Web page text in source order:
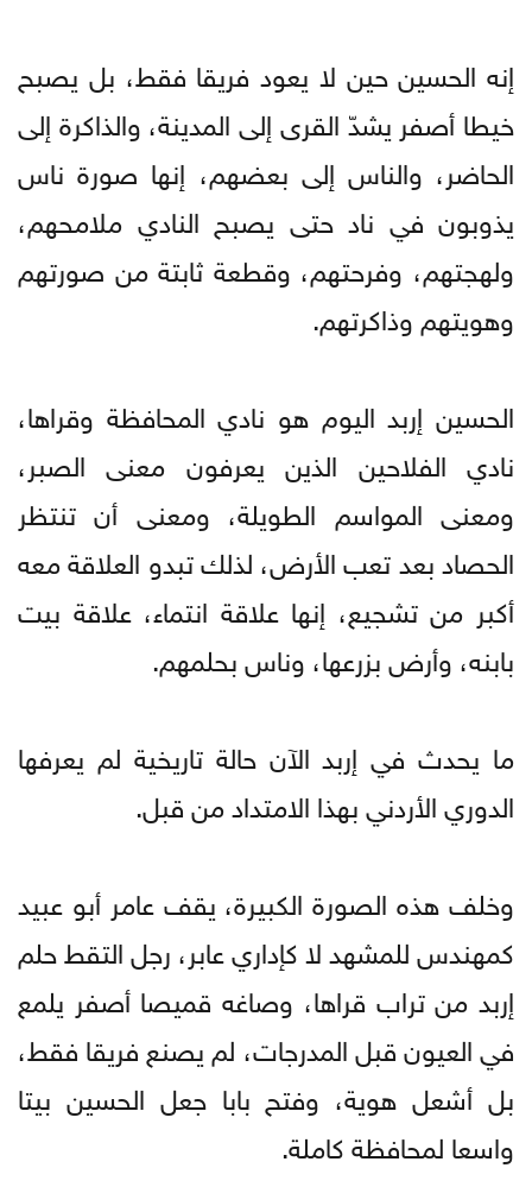
إنه الحسين حين لا يعود فريقا فقط، بل يصبح
خيطا أصفر يشدّ القرى إلى المدينة، والذاكرة إلى
الحاضر، والناس إلى بعضهم، إنها صورة ناس
يذوبون في ناد حتى يصبح النادي ملامحهم،
ولهجتهم، وفرحتهم، وقطعة ثابتة من صورتهم
وهويتهم وذاكرتهم.
الحسين إربد اليوم هو نادي المحافظة وقراها،
نادي الفلاحين الذين يعرفون معنى الصبر،
ومعنى المواسم الطويلة، ومعنى أن تنتظر
الحصاد بعد تعب الأرض، لذلك تبدو العلاقة معه
أكبر من تشجيع، إنها علاقة انتماء، علاقة بيت
بابنه، وأرض بزرعها، وناس بحلمهم.
ما يحدث في إربد الآن حالة تاريخية لم يعرفها
الدوري الأردني بهذا الامتداد من قبل.
وخلف هذه الصورة الكبيرة، يقف عامر أبو عبيد
كمهندس للمشهد لا كإداري عابر، رجل التقط حلم
إربد من تراب قراها، وصاغه قميصا أصفر يلمع
في العيون قبل المدرجات، لم يصنع فريقا فقط،
بل أشعل هوية، وفتح بابا جعل الحسين بيتا
واسعا لمحافظة كاملة.